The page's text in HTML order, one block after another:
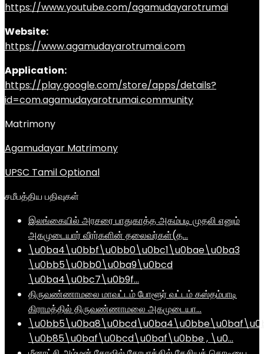
https://www.youtube.com/agamudayarotrumai
Website:
https://www.agamudayarotrumai.com
Application:
https://play.google.com/store/apps/details?
id=com.agamudayarotrumai.community
Matrimony
Agamudayar Matrimony
UPSC Tamil Optional
சமீபத்திய பதிவுகள்
இலங்கையில் அரசரை பாதுகாத்த அகம்படி முதலி எனும்
அகமுடையார் வீரர்களின் தலைவர்கள்(த…
\u0ba4\u0bbf\u0bb0\u0bc1\u0bae\u0ba3
\u0bb5\u0bb0\u0ba9\u0bcd
\u0ba4\u0bc7\u0b9f…
திருவண்ணாமலை மாவட்டம் போளூர் வட்டம் கஸ்தம்பாடி
கிராமத்தில் திருவண்ணாமலை அகமுடையா…
\u0b85\u0baf\u0bcd\u0baf\u0bbe , \u0…